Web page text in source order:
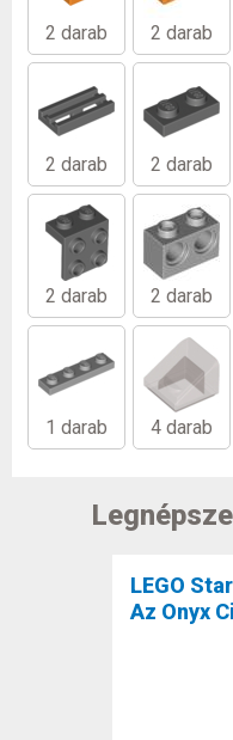
2 darab 2 darab
2 darab 2 darab
2 darab 2 darab
1 darab 4 darab
LEGO
Az Onyx